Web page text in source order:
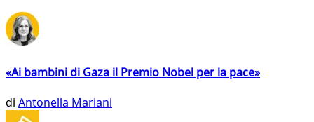
«Ai bambini di Gaza il Premio Nobel per la pace»
di Antonella Mariani